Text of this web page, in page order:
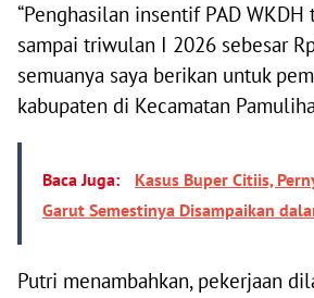
“Penghasilan insentif PAD
sampai triwulan I 2026 sebesar
semuanya saya berikan untuk
kabupaten di Kecamatan
Baca Juga:
Kasus Buper Citiis,
Garut Semestinya Disampaikan
Putri menambahkan, pekerjaan